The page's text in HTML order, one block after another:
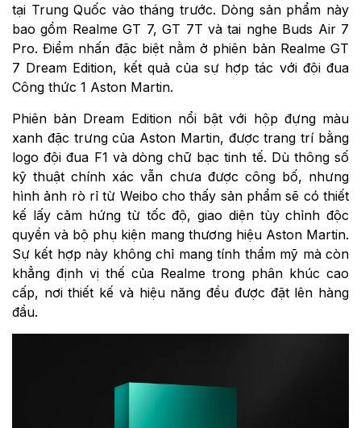
tại Trung Quốc vào tháng trước. Dòng sản phẩm này
bao gồm Realme GT 7, GT 7T và tai nghe Buds Air 7
Pro. Điểm nhấn đặc biệt nằm ở phiên bản Realme GT
7 Dream Edition, kết quả của sự hợp tác với đội đua
Công thức 1 Aston Martin.
Phiên bản Dream Edition nổi bật với hộp đựng màu
xanh đặc trưng của Aston Martin, được trang trí bằng
logo đội đua F1 và dòng chữ bạc tinh tế. Dù thông số
kỹ thuật chính xác vẫn chưa được công bố, nhưng
hình ảnh rò rỉ từ Weibo cho thấy sản phẩm sẽ có thiết
kế lấy cảm hứng từ tốc độ, giao diện tùy chỉnh độc
quyền và bộ phụ kiện mang thương hiệu Aston Martin.
Sự kết hợp này không chỉ mang tính thẩm mỹ mà còn
khẳng định vị thế của Realme trong phân khúc cao
cấp, nơi thiết kế và hiệu năng đều được đặt lên hàng
đầu.